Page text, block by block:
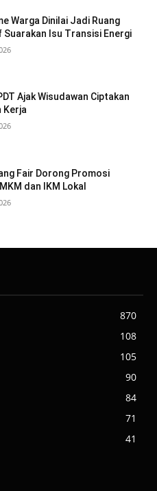
Warga Dinilai Jadi Ruang
Isu Transisi Energi
Ajak Wisudawan Ciptakan
Kerja
Fair Dorong Promosi
dan IKM Lokal
870
108
105
90
84
71
41